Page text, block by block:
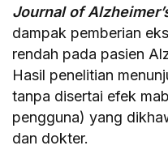
Journal of
dampak pemberian
rendah pada pasien
Hasil penelitian
tanpa disertai efek
pengguna) yang
dan dokter.